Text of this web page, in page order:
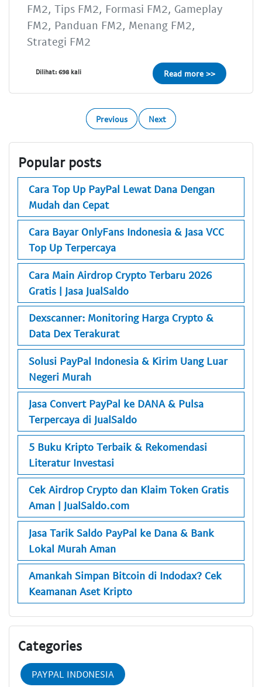
FM2, Tips FM2, Formasi FM2, Gameplay
FM2, Panduan FM2, Menang FM2,
Strategi FM2
Dilihat: 698 kali Read more >>
Previous Next
Popular posts
Cara Top Up PayPal Lewat Dana Dengan
Mudah dan Cepat
Cara Bayar OnlyFans Indonesia & Jasa VCC
Top Up Terpercaya
Cara Main Airdrop Crypto Terbaru 2026
Gratis | Jasa JualSaldo
Dexscanner: Monitoring Harga Crypto &
Data Dex Terakurat
Solusi PayPal Indonesia & Kirim Uang Luar
Negeri Murah
Jasa Convert PayPal ke DANA & Pulsa
Terpercaya di JualSaldo
5 Buku Kripto Terbaik & Rekomendasi
Literatur Investasi
Cek Airdrop Crypto dan Klaim Token Gratis
Aman | JualSaldo.com
Jasa Tarik Saldo PayPal ke Dana & Bank
Lokal Murah Aman
Amankah Simpan Bitcoin di Indodax? Cek
Keamanan Aset Kripto
Categories
PAYPAL INDONESIA